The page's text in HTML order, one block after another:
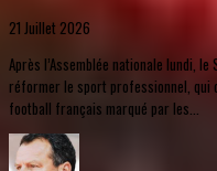
21 Juillet 2026
Après l’Assemblée nationale lundi,
réformer le sport professionnel, qui
football français marqué par les...